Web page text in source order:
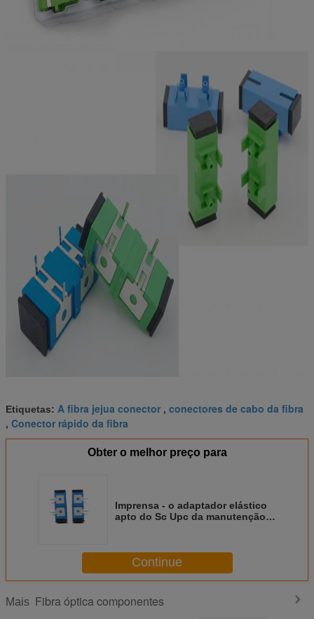
Etiquetas: A fibra jejua conector , conectores de cabo da fibra
, Conector rápido da fibra
Obter o melhor preço para
Imprensa - o adaptador elástico
apto do Sc Upc da manutenção
Continue
Mais Fibra óptica componentes